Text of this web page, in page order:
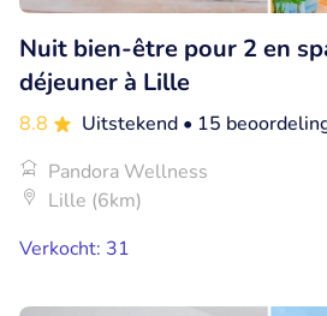
Nuit bien-être pour 2 en
déjeuner à Lille
8.8 Uitstekend • 15
Pandora Wellness
Lille (6km)
Verkocht: 31